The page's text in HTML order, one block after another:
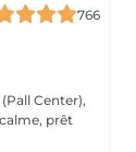
766
Center),
prêt